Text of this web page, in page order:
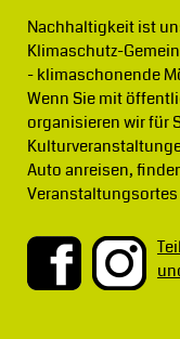
Nachhaltigkeit ist
Klimaschutz-
- klimaschonende
Wenn Sie mit
organisieren wir für
Auto anreisen,
Veranstaltungsortes